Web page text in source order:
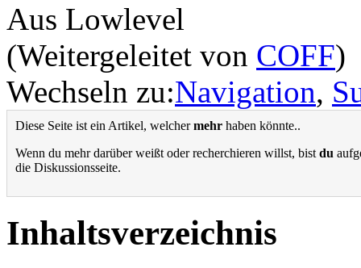
Aus Lowlevel
(Weitergeleitet von COFF)
Wechseln zu:Navigation,
Diese Seite ist ein Artikel, welchermehr haben könnte..
Wenn du mehr darüber weißt oder recherchieren willst, bist du
die Diskussionsseite.
Inhaltsverzeichnis